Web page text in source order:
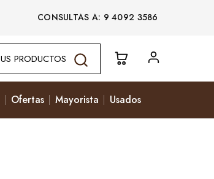
CONSULTAS A: 9 4092 3586
Ofertas Mayorista Usados